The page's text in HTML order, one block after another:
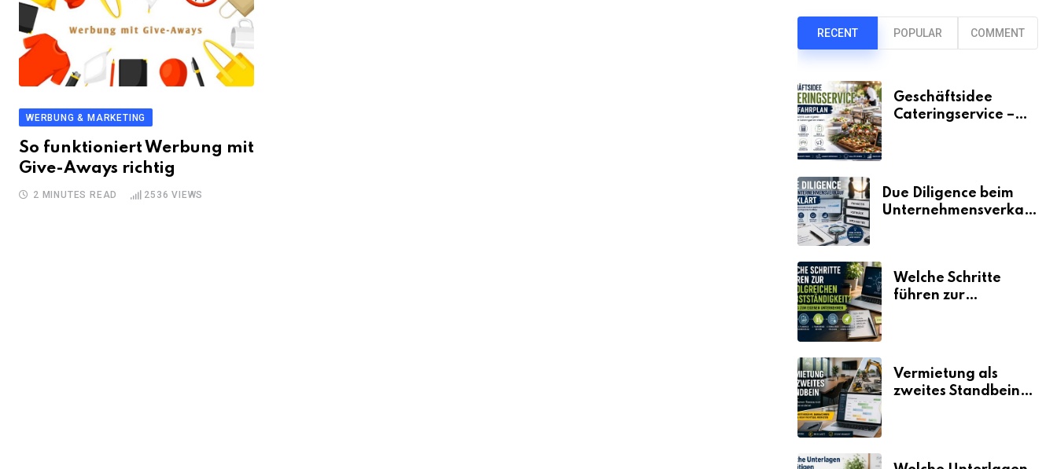
WERBUNG & MARKETING
So funktioniert Werbung mit
Give-Aways richtig
2 MINUTES READ 2536 VIEWS
RECENT POPULAR COMMENT
Geschäftsidee
Cateringservice –
Due Diligence beim
Unternehmensverkauf
Welche Schritte
führen zur
Vermietung als
zweites Standbein:
Umsätze machen